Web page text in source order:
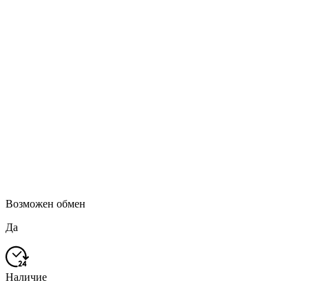
Возможен обмен
Да
Наличие